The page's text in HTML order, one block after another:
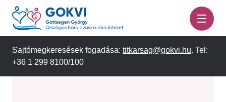
Ugrás
tartalomra
Sajtómegkeresések fogadása: titkarsag@gokvi.hu. Tel:
+36 1 299 8100/100